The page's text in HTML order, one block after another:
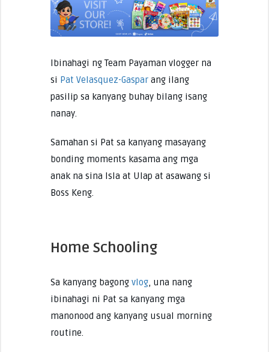
Ibinahagi ng Team Payaman vlogger na
si Pat Velasquez-Gasparang ilang
pasilip sa kanyang buhay bilang isang
nanay.
Samahan si Pat sa kanyang masayang
bonding moments kasama ang mga
anak na sina Isla at Ulap at asawang si
Boss Keng.
Home Schooling
Sa kanyang bagong vlog, una nang
ibinahagi ni Pat sa kanyang mga
manonood ang kanyang usual morning
routine.